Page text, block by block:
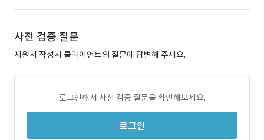
사전 검증 질문
지원서 작성시 클라이언트의 질문에 답변해 주세요.
로그인해서 사전 검증 질문을 확인해보세요.
로그인